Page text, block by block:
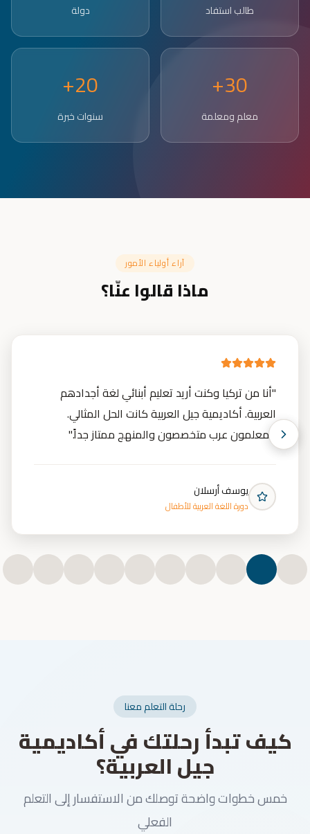
طالب استفاد دولة
30+
معلم ومعلمة
20+
سنوات خبرة
آراء أولياء الأمور
ماذا قالوا عنّا؟
"أنا من تركيا وكنت أريد تعليم أبنائي لغة أجدادهم
العربية. أكاديمية جيل العربية كانت الحل المثالي.
المعلمون عرب متخصصون والمنهج ممتاز جداً."
يوسف أرسلان
دورة اللغة العربية للأطفال
رحلة التعلم معنا
كيف تبدأ رحلتك في أكاديمية
جيل العربية؟
خمس خطوات واضحة توصلك من الاستفسار إلى التعلم
الفعلي